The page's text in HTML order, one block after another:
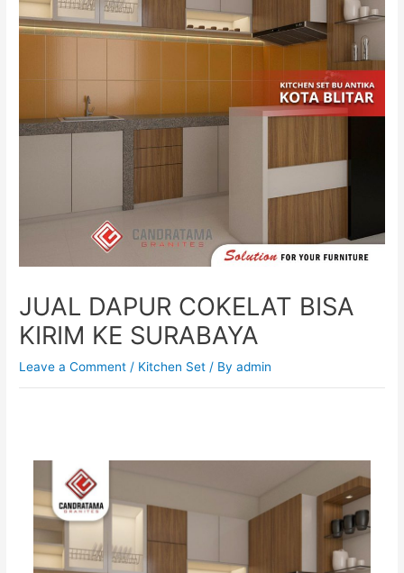
JUAL DAPUR COKELAT BISA
KIRIM KE SURABAYA
Leave a Comment / Kitchen Set / Byadmin